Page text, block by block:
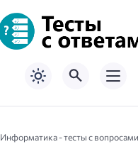
Информатика - тесты с